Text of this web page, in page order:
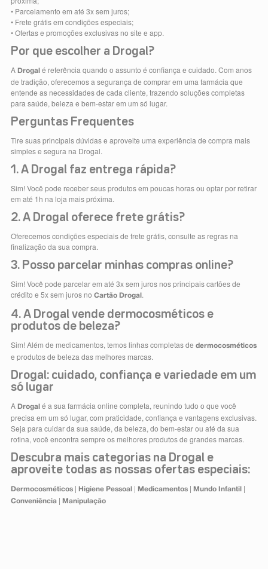
• Parcelamento em até 3x sem juros;
• Frete grátis em condições especiais;
• Ofertas e promoções exclusivas no site e app.
Por que escolher a Drogal?
A Drogal é referência quando o assunto é confiança e cuidado. Com anos
de tradição, oferecemos a segurança de comprar em uma farmácia que
entende as necessidades de cada cliente, trazendo soluções completas
para saúde, beleza e bem-estar em um só lugar.
Perguntas Frequentes
Tire suas principais dúvidas e aproveite uma experiência de compra mais
simples e segura na Drogal.
1. A Drogal faz entrega rápida?
Sim! Você pode receber seus produtos em poucas horas ou optar por retirar
em até 1h na loja mais próxima.
2. A Drogal oferece frete grátis?
Oferecemos condições especiais de frete grátis, consulte as regras na
finalização da sua compra.
3. Posso parcelar minhas compras online?
Sim! Você pode parcelar em até 3x sem juros nos principais cartões de
crédito e 5x sem juros no Cartão Drogal .
4. A Drogal vende dermocosméticos e
produtos de beleza?
Sim! Além de medicamentos, temos linhas completas de dermocosméticos
e produtos de beleza das melhores marcas.
Drogal: cuidado, confiança e variedade em um
só lugar
A Drogal é a sua farmácia online completa, reunindo tudo o que você
precisa em um só lugar, com praticidade, confiança e vantagens exclusivas.
Seja para cuidar da sua saúde, da beleza, do bem-estar ou até da sua
rotina, você encontra sempre os melhores produtos de grandes marcas.
Descubra mais categorias na Drogal e
aproveite todas as nossas ofertas especiais:
Dermocosméticos| Higiene Pessoal | Medicamentos| Mundo Infantil |
Conveniência| Manipulação